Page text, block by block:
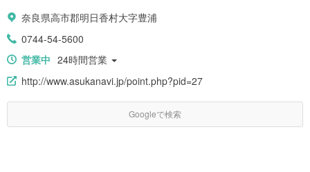
奈良県高市郡明日香村大字豊浦
0744-54-5600
営業中 24時間営業
http://www.asukanavi.jp/point.php?pid=27
Googleで検索